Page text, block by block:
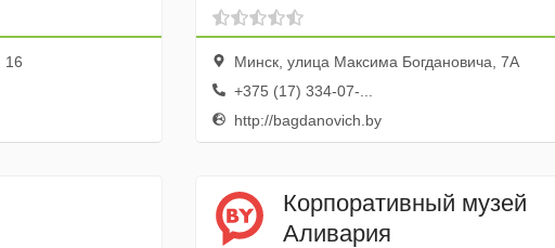
16
филиал Госуд. Музея
Истории Белорусской
Литературы
Минск, улица Максима Богдановича, 7А
+375 (17) 334-07-...
http://bagdanovich.by
Корпоративный музей
Аливария